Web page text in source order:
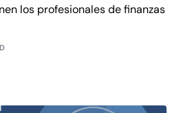
los profesionales de finanzas